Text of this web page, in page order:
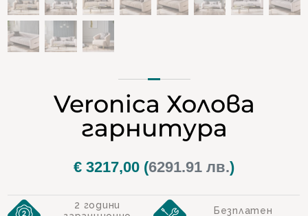
Veronica Холова
гарнитура
€ 3217,00 (6291.91 лв.)
2 години
Безплатен